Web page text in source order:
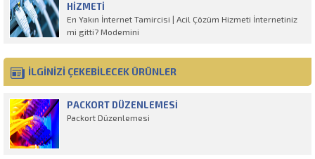
HIZMETI
En Yakın İnternet Tamircisi | Acil Çözüm Hizmeti İnternetiniz
mi gitti? Modemini
İLGİNİZİ ÇEKEBİLECEK ÜRÜNLER
PACKORT DÜZENLEMESI
Packort Düzenlemesi